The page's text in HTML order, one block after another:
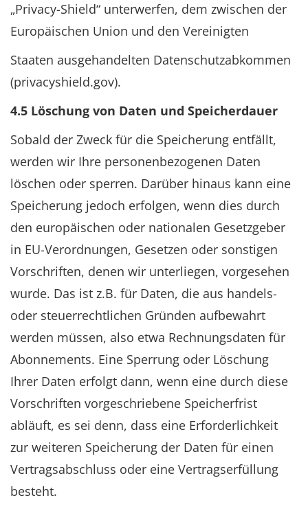
„Privacy-Shield“ unterwerfen, dem zwischen der
Europäischen Union und den Vereinigten
Staaten ausgehandelten Datenschutzabkommen
(privacyshield.gov).
4.5 Löschung von Daten und Speicherdauer
Sobald der Zweck für die Speicherung entfällt,
werden wir Ihre personenbezogenen Daten
löschen oder sperren. Darüber hinaus kann eine
Speicherung jedoch erfolgen, wenn dies durch
den europäischen oder nationalen Gesetzgeber
in EU-Verordnungen, Gesetzen oder sonstigen
Vorschriften, denen wir unterliegen, vorgesehen
wurde. Das ist z.B. für Daten, die aus handels-
oder steuerrechtlichen Gründen aufbewahrt
werden müssen, also etwa Rechnungsdaten für
Abonnements. Eine Sperrung oder Löschung
Ihrer Daten erfolgt dann, wenn eine durch diese
Vorschriften vorgeschriebene Speicherfrist
abläuft, es sei denn, dass eine Erforderlichkeit
zur weiteren Speicherung der Daten für einen
Vertragsabschluss oder eine Vertragserfüllung
besteht.